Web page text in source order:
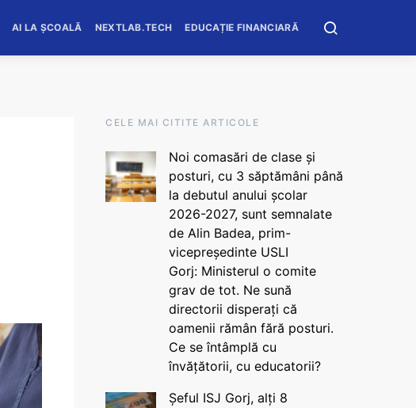
AI LA ȘCOALĂ NEXTLAB.TECH EDUCAȚIE FINANCIARĂ
CELE MAI CITITE ARTICOLE
Noi comasări de clase și
posturi, cu 3 săptămâni până
la debutul anului școlar
2026-2027, sunt semnalate
de Alin Badea, prim-
vicepreședinte USLI
Gorj: Ministerul o comite
grav de tot. Ne sună
directorii disperați că
oamenii rămân fără posturi.
Ce se întâmplă cu
învățătorii, cu educatorii?
Șeful ISJ Gorj, alți 8